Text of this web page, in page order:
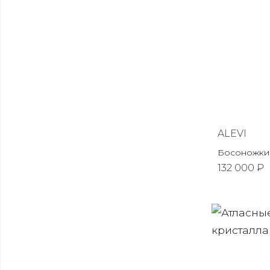
ALEVI
Босоножки
132 000 ₽